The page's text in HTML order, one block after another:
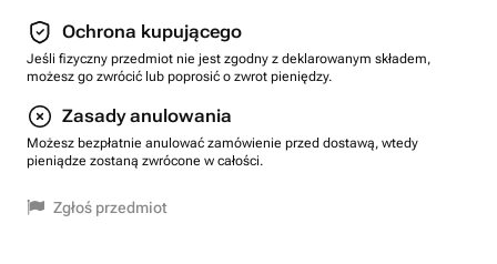
Ochrona kupującego
Jeśli fizyczny przedmiot nie jest zgodny z deklarowanym składem,
możesz go zwrócić lub poprosić o zwrot pieniędzy.
Zasady anulowania
Możesz bezpłatnie anulować zamówienie przed dostawą, wtedy
pieniądze zostaną zwrócone w całości.
Zgłoś przedmiot